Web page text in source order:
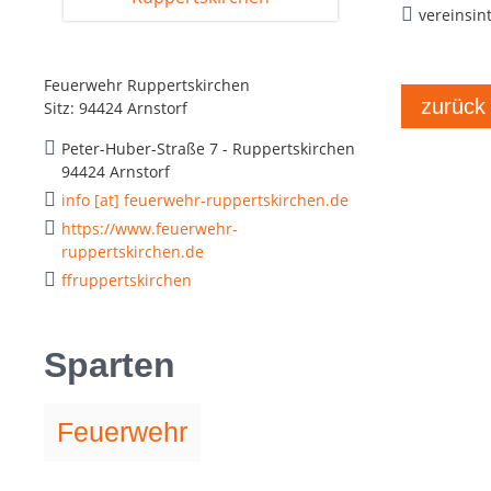
Feuerwehr Ruppertskirchen
Sitz: 94424 Arnstorf
Peter-Huber-Straße 7 - Ruppertskirchen
94424 Arnstorf
info [at] feuerwehr-ruppertskirchen.de
https://www.feuerwehr-
ruppertskirchen.de
ffruppertskirchen
Sparten
Feuerwehr